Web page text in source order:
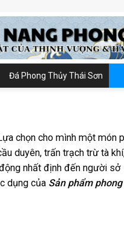
Đá Phong Thủy Thái Sơn
chọn cho mình một món
duyên, trấn trạch trừ tà
nhất định đến người sở
dụng của Sản phẩm phong